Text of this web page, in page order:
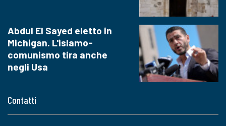
Contatti
Abdul El Sayed eletto in
Michigan. L'islamo-
comunismo tira anche
negli Usa